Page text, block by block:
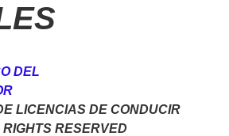
LICENCIAS DE CONDUCIR
RESERVED